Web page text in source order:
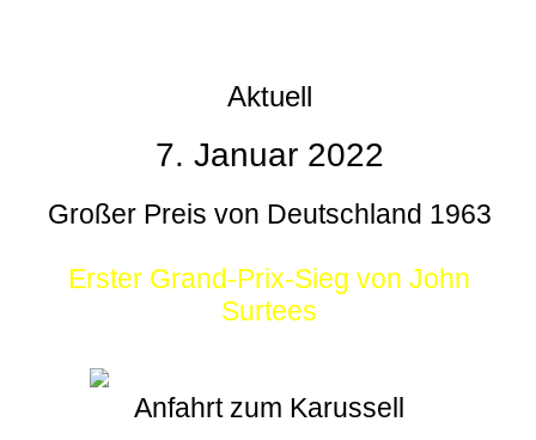
Aktuell
7. Januar 2022
Großer Preis von Deutschland 1963
Erster Grand-Prix-Sieg von John
Surtees
Anfahrt zum Karussell